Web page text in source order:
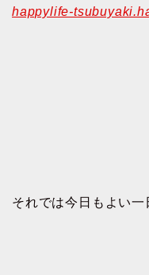
happylife-
それでは今日もよい